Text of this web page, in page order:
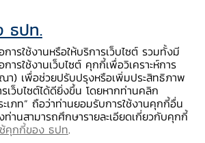
วัตกรรมภาคการเงิน สตางค์ Story
ช่วยเหลือ / ร้องเรียน EN
กสาธารณชน
ธปท.
ารใช้งานหรือให้บริการเว็บไซต์ รวมทั้งมี
รใช้งานเว็บไซต์ คุกกี้เพื่อวิเคราะห์การ
ณา) เพื่อช่วยปรับปรุงหรือเพิ่มประสิทธิภาพ
เว็บไซต์ได้ดียิ่งขึ้น โดยหากท่านคลิก
เภท” ถือว่าท่านยอมรับการใช้งานคุกกี้อื่น
านสามารถศึกษารายละเอียดเกี่ยวกับคุกกี้
ช้คุกกี้ของ ธปท.